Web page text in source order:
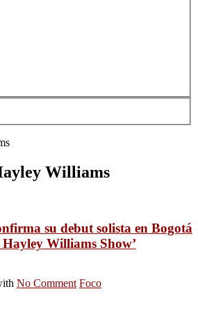
Williams
su debut solista en Bogotá
Hayley Williams Show’
No Comment Foco